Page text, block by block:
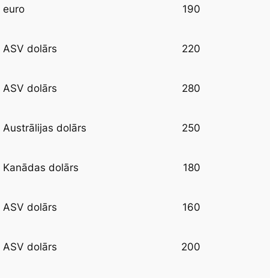
euro 190
ASV dolārs 220
ASV dolārs 280
Austrālijas dolārs 250
Kanādas dolārs 180
ASV dolārs 160
ASV dolārs 200